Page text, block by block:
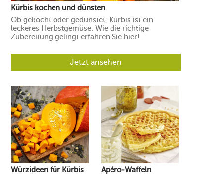
Kürbis kochen und dünsten
Ob gekocht oder gedünstet, Kürbis ist ein
leckeres Herbstgemüse. Wie die richtige
Zubereitung gelingt erfahren Sie hier!
Jetzt ansehen
Würzideen für Kürbis
Apéro-Waffeln